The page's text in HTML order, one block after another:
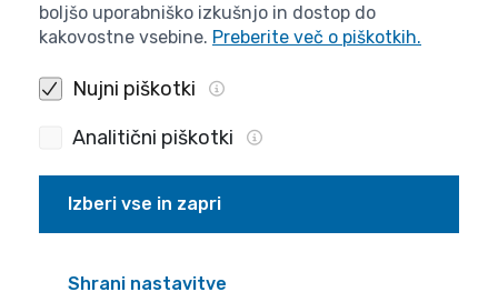
boljšo uporabniško izkušnjo in dostop do
kakovostne vsebine. Preberite več o piškotkih.
Nujni piškotki
Analitični piškotki
Izberi vse in zapri
Shrani nastavitve